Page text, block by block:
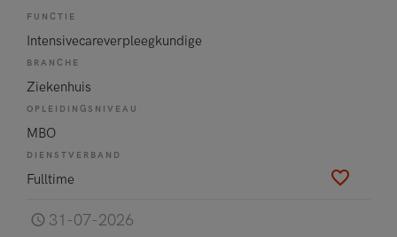
FUNCTIE
Intensivecareverpleegkundige
BRANCHE
Ziekenhuis
OPLEIDINGSNIVEAU
MBO
DIENSTVERBAND
Fulltime
31-07-2026